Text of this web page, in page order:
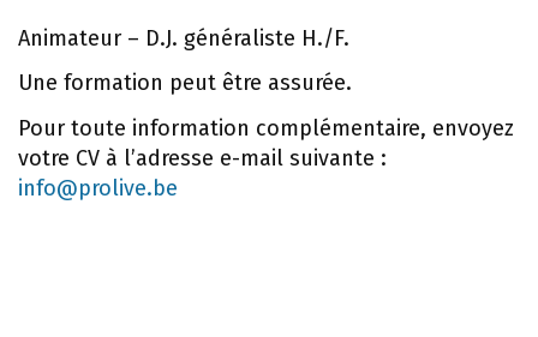
Animateur – D.J. généraliste H./F.
Une formation peut être assurée.
Pour toute information complémentaire, envoyez
votre CV à l’adresse e-mail suivante :
info@prolive.be